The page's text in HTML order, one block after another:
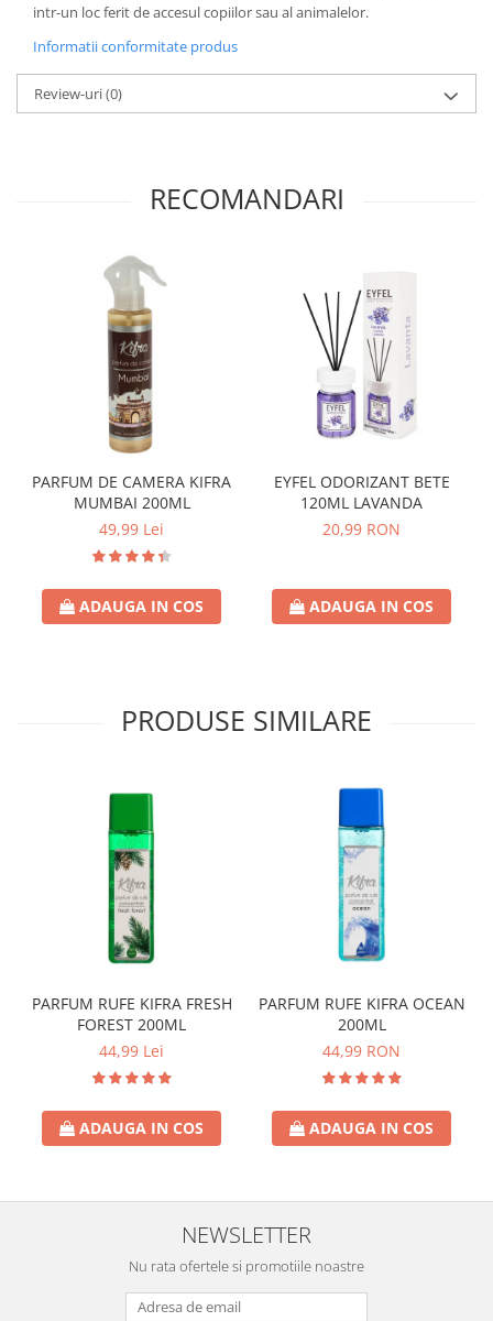
Produse de Ras
After Shave
Gel de Ras
Birotica & Papetarie
Adezivi & Benzi adezive
Articole & Accesorii Birou
Becuri & Baterii
Lumanari & Candele
intr-un loc ferit de accesul copiilor sau al animalelor.
Informatii conformitate produs
Review-uri(0)
RECOMANDARI
PARFUM DE CAMERA KIFRA
MUMBAI 200ML
49,99 Lei
ADAUGA IN COS
EYFEL ODORIZANT BETE
120ML LAVANDA
20,99 RON
ADAUGA IN COS
PRODUSE SIMILARE
PARFUM RUFE KIFRA FRESH
FOREST 200ML
44,99 Lei
ADAUGA IN COS
PARFUM RUFE KIFRA OCEAN
200ML
44,99 RON
ADAUGA IN COS
NEWSLETTER
Nu rata ofertele si promotiile noastre